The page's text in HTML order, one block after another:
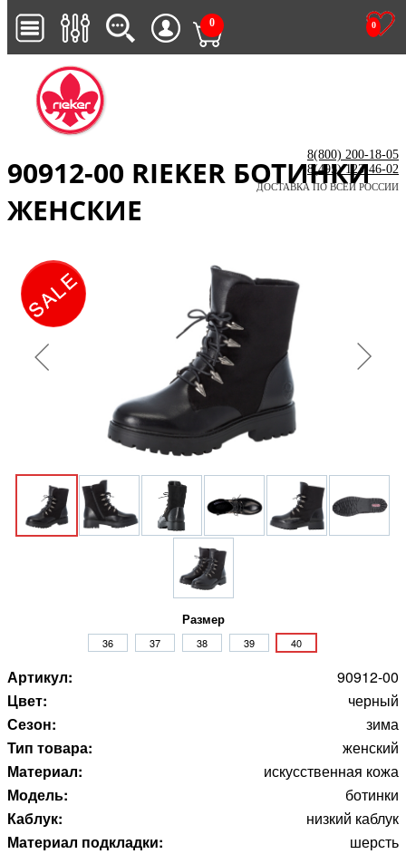
0
0
8(800) 200-18-05
8(495) 123-46-02
ДОСТАВКА ПО ВСЕЙ РОССИИ
90912-00 RIEKER БОТИНКИ
ЖЕНСКИЕ
Размер
36 37 38 39 40
Артикул:
90912-00
Цвет:
черный
Сезон:
зима
Тип товара:
женский
Материал:
искусственная кожа
Модель:
ботинки
Каблук:
низкий каблук
Материал подкладки:
шерсть